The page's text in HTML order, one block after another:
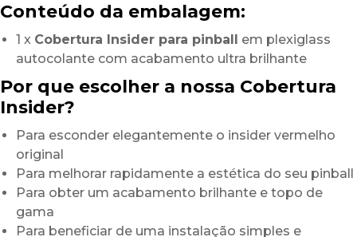
Conteúdo da embalagem:
1 x Cobertura Insider para pinball em plexiglass
autocolante com acabamento ultra brilhante
Por que escolher a nossa Cobertura
Insider?
Para esconder elegantemente o insider vermelho
original
Para melhorar rapidamente a estética do seu pinball
Para obter um acabamento brilhante e topo de
gama
Para beneficiar de uma instalação simples e